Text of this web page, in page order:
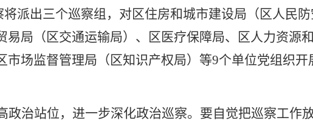
派出三个巡察组，对区住房和城市建设局（区人民
易局（区交通运输局）、区医疗保障局、区人力资源
市场监督管理局（区知识产权局）等9个单位党组织开
政治站位，进一步深化政治巡察。要自觉把巡察工作